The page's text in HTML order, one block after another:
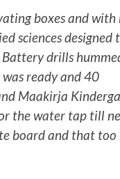
boxes and with
sciences designed
drills
ready and 40
Maakirja
the water tap till
board and that too